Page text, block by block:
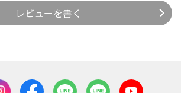
レビューを書く